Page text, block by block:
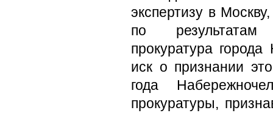
экспертизу в
по результатам
прокуратура
иск о признании
года
прокуратуры,